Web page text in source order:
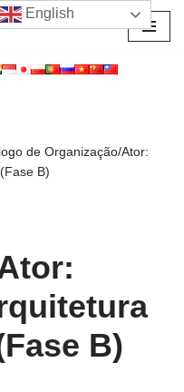
de Organização/Ator:
B)
B)
English